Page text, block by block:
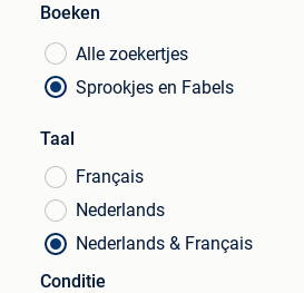
Boeken
Alle zoekertjes
Sprookjes en Fabels
Taal
Français
Nederlands
Nederlands & Français
Conditie